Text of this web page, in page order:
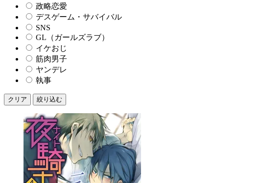
政略恋愛
デスゲーム・サバイバル
SNS
GL（ガールズラブ）
イケおじ
筋肉男子
ヤンデレ
執事
クリア 絞り込む